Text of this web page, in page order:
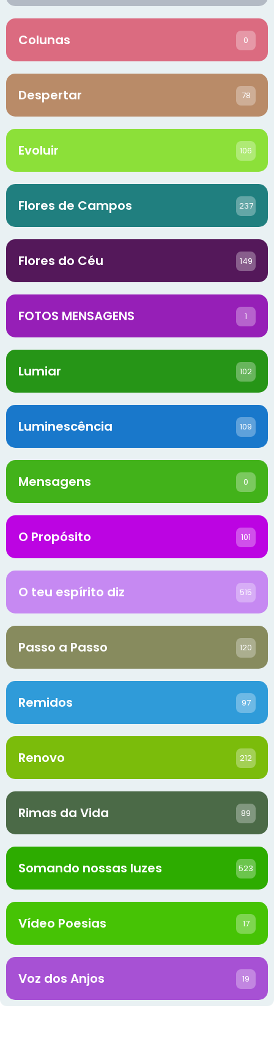
Colunas 0
Despertar 78
Evoluir 106
Flores de Campos 237
Flores do Céu 149
FOTOS MENSAGENS 1
Lumiar 102
Luminescência 109
Mensagens 0
O Propósito 101
O teu espírito diz 515
Passo a Passo 120
Remidos 97
Renovo 212
Rimas da Vida 89
Somando nossas luzes 523
Vídeo Poesias 17
Voz dos Anjos 19